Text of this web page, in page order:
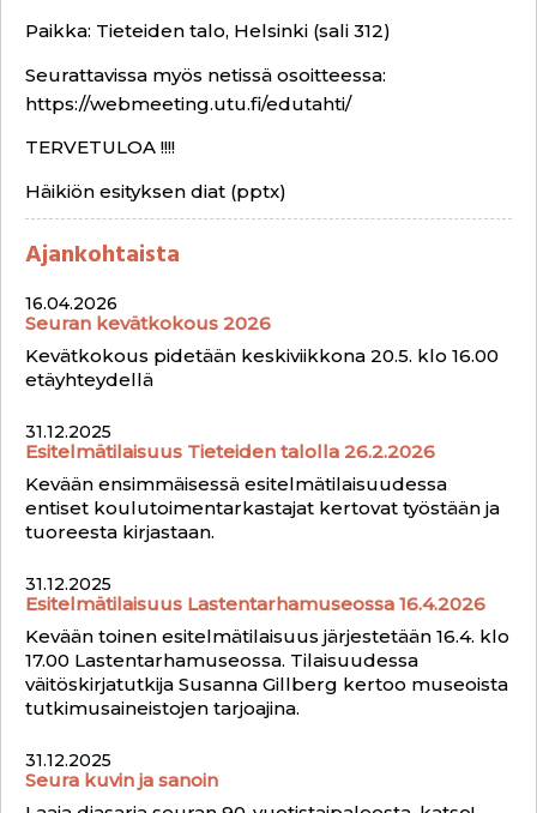
Paikka: Tieteiden talo, Helsinki (sali 312)
Seurattavissa myös netissä osoitteessa:
https://webmeeting.utu.fi/edutahti/
TERVETULOA !!!!
Häikiön esityksen diat (pptx)
Ajankohtaista
16.04.2026
Seuran kevätkokous 2026
Kevätkokous pidetään keskiviikkona 20.5. klo 16.00
etäyhteydellä
31.12.2025
Esitelmätilaisuus Tieteiden talolla 26.2.2026
Kevään ensimmäisessä esitelmätilaisuudessa
entiset koulutoimentarkastajat kertovat työstään ja
tuoreesta kirjastaan.
31.12.2025
Esitelmätilaisuus Lastentarhamuseossa 16.4.2026
Kevään toinen esitelmätilaisuus järjestetään 16.4. klo
17.00 Lastentarhamuseossa. Tilaisuudessa
väitöskirjatutkija Susanna Gillberg kertoo museoista
tutkimusaineistojen tarjoajina.
31.12.2025
Seura kuvin ja sanoin